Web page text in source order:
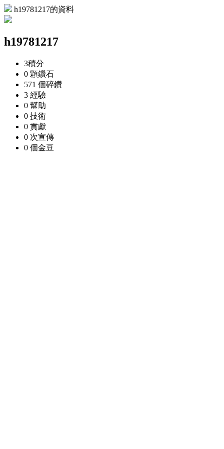
h19781217的資料
h19781217
3積分
0 顆鑽石
571 個碎鑽
3 經驗
0 幫助
0 技術
0 貢獻
0 次宣傳
0 個金豆